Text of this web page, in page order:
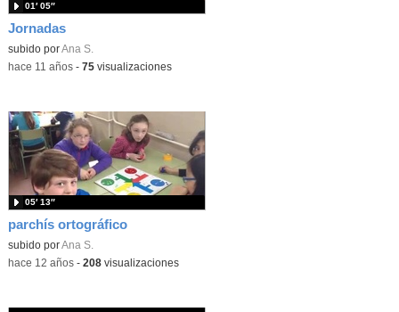
Jornadas
subido porAna S.
01′ 05″
-hace 11 años- 75visualizaciones
parchís ortográfico
subido porAna S.
05′ 13″
-hace 12 años- 208visualizaciones